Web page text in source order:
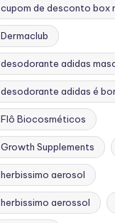
cupom de desconto box
Dermaclub
desodorante adidas
desodorante adidas é
Flô Biocosméticos
Growth Supplements
herbissimo aerosol
herbissimo aerossol